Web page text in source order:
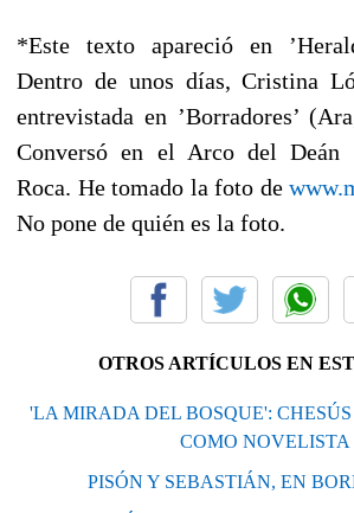
*Este texto apareció en
Dentro de unos días, Cristina
entrevistada en ’Borradores’
Conversó en el Arco del Deán
Roca. He tomado la foto de
No pone de quién es la foto.
OTROS ARTÍCULOS EN
'LA MIRADA DEL BOSQUE':
COMO NOVELISTA
PISÓN Y SEBASTIÁN, EN